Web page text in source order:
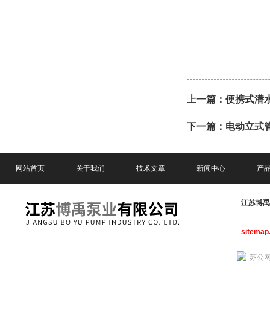
上一篇： 便携式潜
下一篇： 电动立式
网站首页 关于我们 技术文章 新闻中心 产
江苏博
苏公